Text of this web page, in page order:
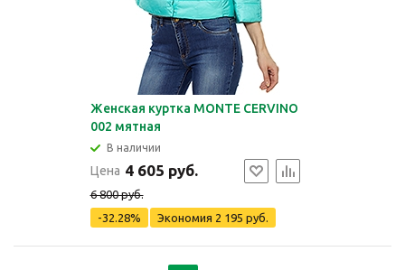
Женская куртка MONTE CERVINO
002 мятная
В наличии
Цена 4 605 руб.
6 800 руб.
-32.28%
Экономия 2 195 руб.